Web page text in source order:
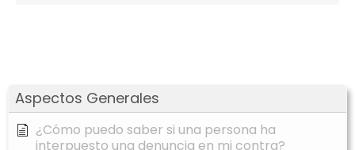
Aspectos Generales
¿Cómo puedo saber si una persona ha
interpuesto una denuncia en mi contra?